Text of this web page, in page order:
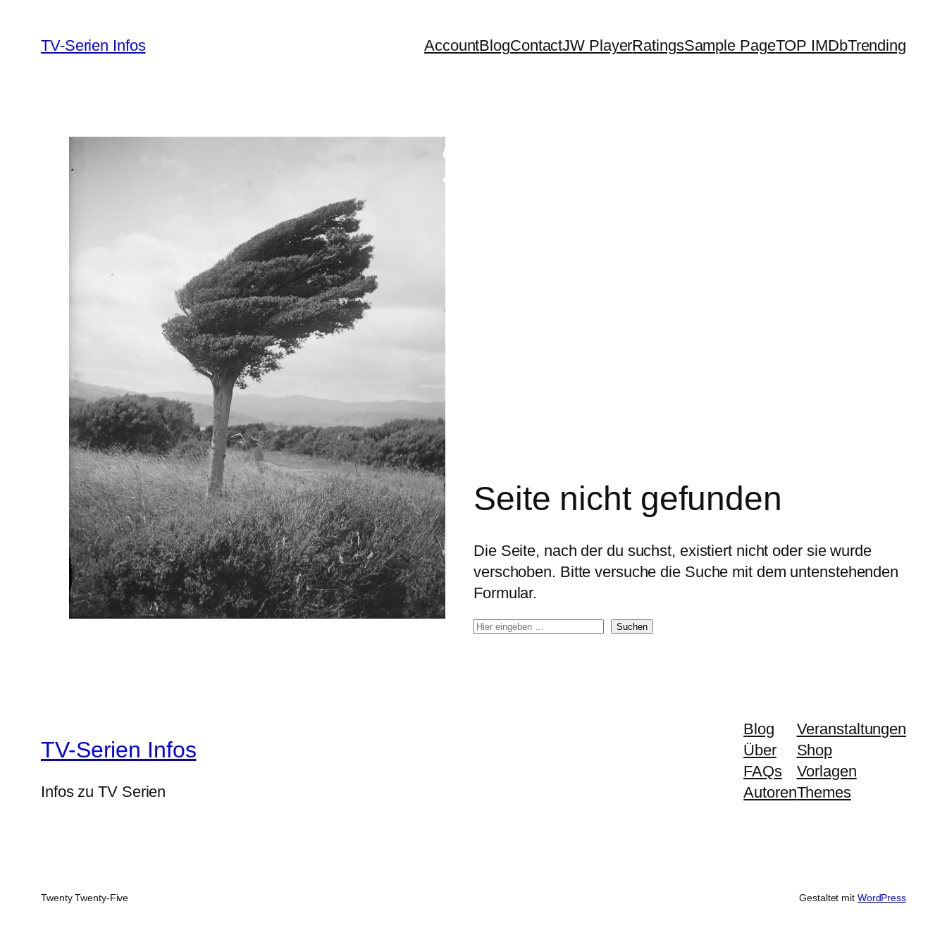
Inhalt
springen
TV-Serien Infos AccountBlogContactJW PlayerRatingsSample PageTOP IMDbTrending
Seite nicht gefunden
Die Seite, nach der du suchst, existiert nicht oder sie wurde
verschoben. Bitte versuche die Suche mit dem untenstehenden
Formular.
S
Suchen
TV-Serien Infos
Infos zu TV Serien
Blog
Über
FAQs
Autoren
Veranstaltungen
Shop
Vorlagen
Themes
Twenty Twenty-Five Gestaltet mit WordPress